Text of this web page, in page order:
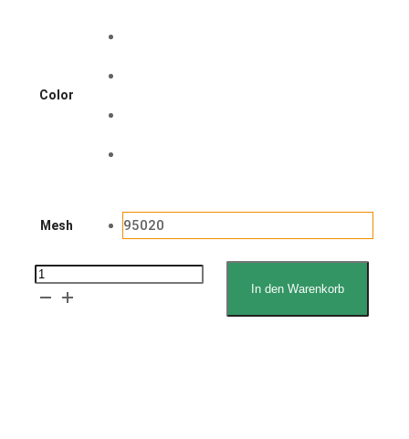
Color
Mesh 95020
Van
Dijk
In den Warenkorb